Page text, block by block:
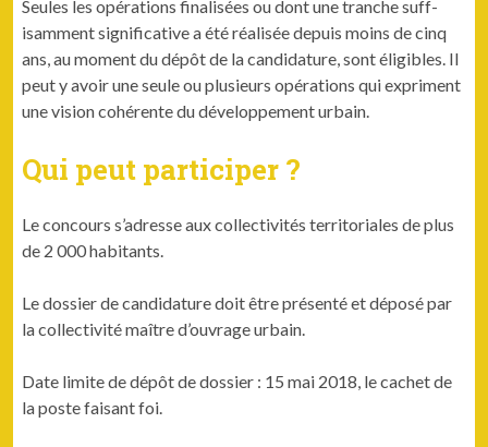
Seules les opéra­tions final­isées ou dont une tranche suff­
isam­ment sig­ni­fica­tive a été réal­isée depuis moins de cinq
ans, au moment du dépôt de la can­di­da­ture, sont éli­gi­bles. Il
peut y avoir une seule ou plusieurs opéra­tions qui expri­ment
une vision cohérente du développe­ment urbain.
Qui peut participer ?
Le con­cours s’adresse aux col­lec­tiv­ités ter­ri­to­ri­ales de plus
de 2 000 habi­tants.
Le dossier de can­di­da­ture doit être présen­té et déposé par
la col­lec­tiv­ité maître d’ouvrage urbain.
Date lim­ite de dépôt de dossier : 15 mai 2018, le cachet de
la poste faisant foi.